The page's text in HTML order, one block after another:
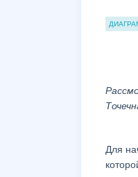
Для